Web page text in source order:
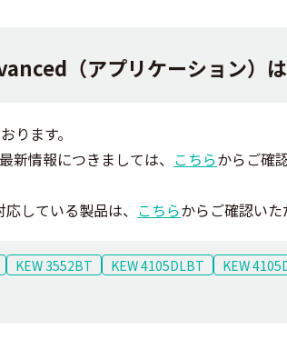
（アプリケーション）
ります。
新情報につきましては、 こちらからご確
している製品は、 こちらからご確認いた
KEW 3552BT KEW 4105DLBT KEW